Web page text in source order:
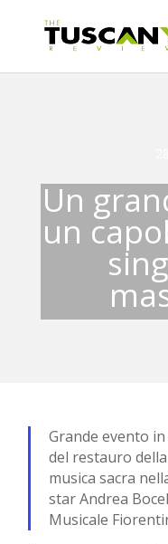
Un
un
Grande evento
del restauro
musica sacra
star Andrea
Musicale